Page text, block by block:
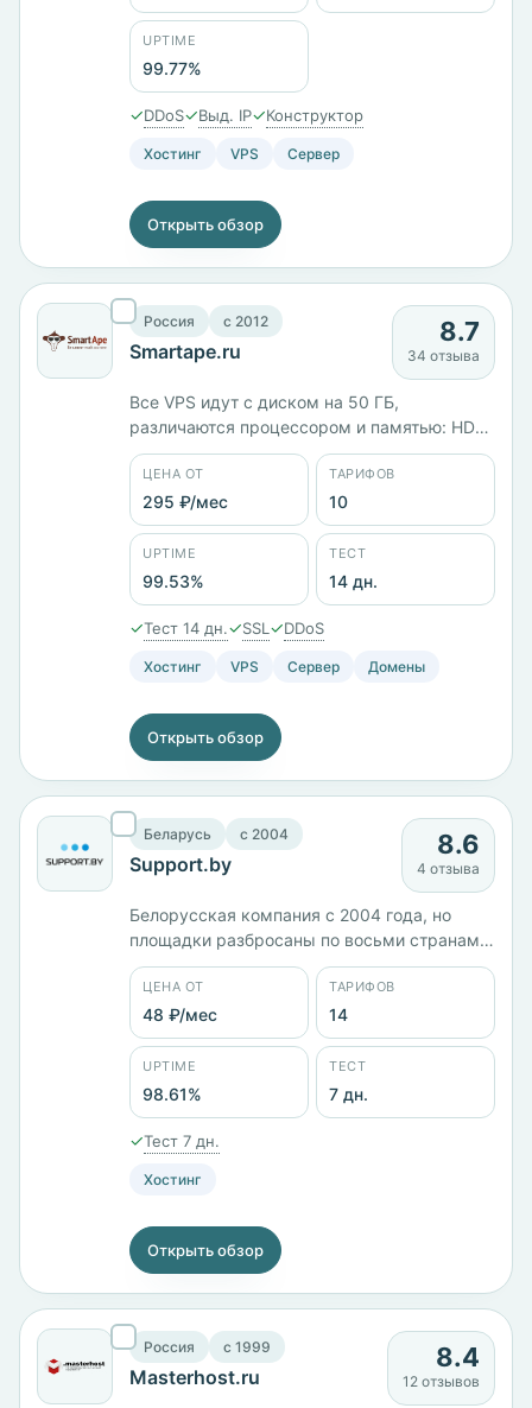
одинаковых 2 ГБ памяти. Всего 15 тарифов
от 80 ₽/мес, оплата картой МИР, через СБП
или Сбербанк Онлайн.
UPTIME
99.77%
✓DDoS✓Выд. IP✓Конструктор
Хостинг VPS Сервер
Открыть обзор
Россия c 2012
Smartape.ru
8.7
34 отзыва
Все VPS идут с диском на 50 ГБ,
различаются процессором и памятью: HDD
S1 с 2 ядрами и 1 ГБ стоит 240 ₽/мес на
KVM, HDD S16 с 12 ядрами и 16 ГБ — 1605
₽/мес, Windows-версия того же тарифа
дороже на 1080 ₽. Серверы в России и
Чехии, панель ISPmanager. Юрлицо — ООО
«Смарт Эйп».
ЦЕНА ОТ
295 ₽/мес
ТАРИФОВ
10
UPTIME
99.53%
ТЕСТ
14 дн.
✓Тест 14 дн.✓SSL ✓DDoS
Хостинг VPS Сервер Домены
Открыть обзор
Беларусь c 2004
Support.by
8.6
4 отзыва
Белорусская компания с 2004 года, но
площадки разбросаны по восьми странам
— Беларусь, Россия, Польша, Германия,
Австрия, Франция, Канада и Сингапур.
Четырнадцать тарифов от 47 ₽/мес, VDS BY
M с 2 ГБ памяти стоит 652 ₽/мес, 3XL с 6
ядрами и 12 ГБ — 3383 ₽/мес. Панели
cPanel, ISPmanager, Plesk. Заявленный
uptime 98,61%.
ЦЕНА ОТ
48 ₽/мес
ТАРИФОВ
14
UPTIME
98.61%
ТЕСТ
7 дн.
✓Тест 7 дн.
Хостинг
Открыть обзор
Россия c 1999
Masterhost.ru
8.4
12 отзывов